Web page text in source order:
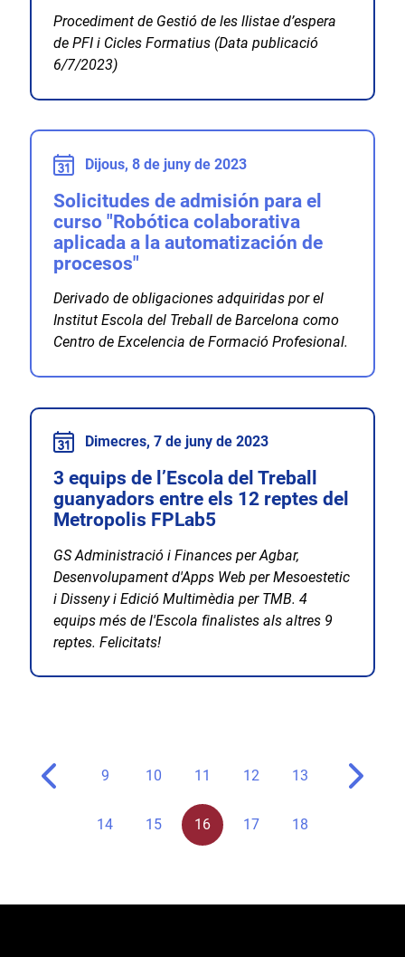
Procediment de Gestió de les llistae d’espera
de PFI i Cicles Formatius (Data publicació
6/7/2023)
Dijous, 8 de juny de 2023
Solicitudes de admisión para el
curso "Robótica colaborativa
aplicada a la automatización de
procesos"
Derivado de obligaciones adquiridas por el
Institut Escola del Treball de Barcelona como
Centro de Excelencia de Formació Profesional.
Dimecres, 7 de juny de 2023
3 equips de l’Escola del Treball
guanyadors entre els 12 reptes del
Metropolis FPLab5
GS Administració i Finances per Agbar,
Desenvolupament d'Apps Web per Mesoestetic
i Disseny i Edició Multimèdia per TMB. 4
equips més de l'Escola finalistes als altres 9
reptes. Felicitats!
9 10 11 12 13
14 15 16 17 18